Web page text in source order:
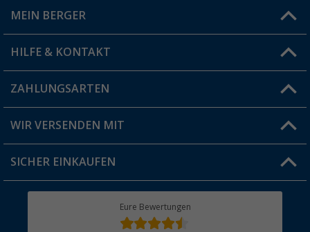
Filiale finden
MEIN BERGER
Vorteilskarte
Blog
Jobs & Karriere
HILFE & KONTAKT
FAQ & Kontakt
Versandinformationen
Rücksendung
ZAHLUNGSARTEN
WIR VERSENDEN MIT
SICHER EINKAUFEN
Eure Bewertungen